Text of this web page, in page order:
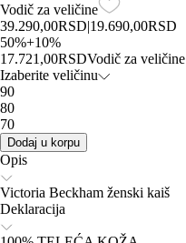
Vodič za veličine
39.290,00RSD|19.690,00RSD
50%+10%
17.721,00RSDVodič za veličine
Izaberite veličinu
90
80
70
Dodaj u korpu
Opis
Victoria Beckham ženski kaiš
Deklaracija